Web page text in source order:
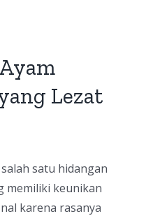
Lezat
satu hidangan
memiliki keunikan
karena rasanya